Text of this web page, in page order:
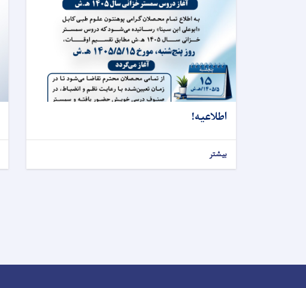
اطلاعیه!
بیشتر